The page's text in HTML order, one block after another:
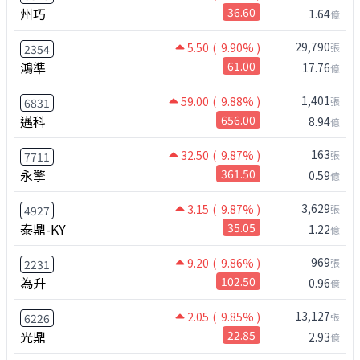
州巧 36.60 1.64億
2354 5.50 ( 9.90% )
鴻準 61.00
29,790張
17.76億
6831 59.00 ( 9.88% )
邁科 656.00
1,401張
8.94億
7711 32.50 ( 9.87% )
永擎 361.50
163張
0.59億
4927 3.15 ( 9.87% )
泰鼎-KY 35.05
3,629張
1.22億
2231 9.20 ( 9.86% )
為升 102.50
969張
0.96億
6226 2.05 ( 9.85% )
光鼎 22.85
13,127張
2.93億